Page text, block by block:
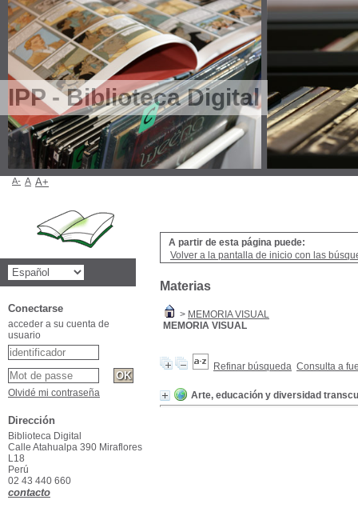
IPP - Biblioteca Digital
A partir de esta página puede:
Volver a la pantalla de inicio con las
Materias
> MEMORIA VISUAL
MEMORIA VISUAL
Refinar búsqueda Consulta a
Arte, educación y diversidad
A- A A+
Conectarse
acceder a su cuenta de
usuario
Olvidé mi contraseña
Dirección
Biblioteca Digital
Calle Atahualpa 390 Miraflores
L18
Perú
02 43 440 660
contacto